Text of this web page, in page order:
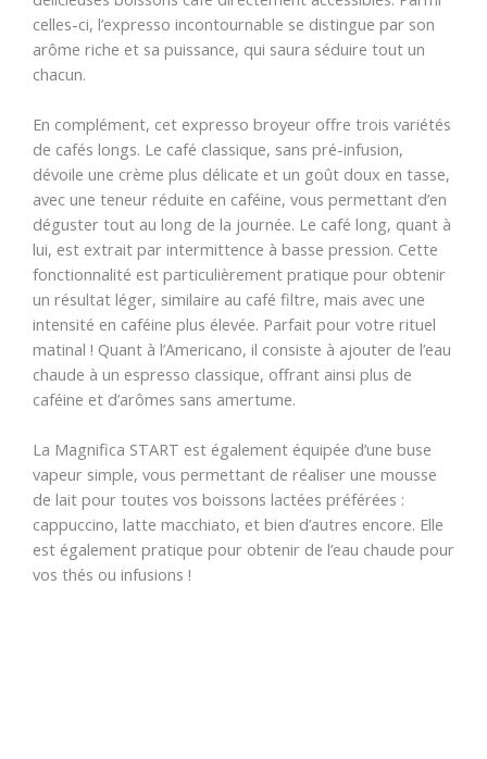
celles-ci, l’expresso incontournable se distingue par son
arôme riche et sa puissance, qui saura séduire tout un
chacun.
En complément, cet expresso broyeur offre trois variétés
de cafés longs. Le café classique, sans pré-infusion,
dévoile une crème plus délicate et un goût doux en tasse,
avec une teneur réduite en caféine, vous permettant d’en
déguster tout au long de la journée. Le café long, quant à
lui, est extrait par intermittence à basse pression. Cette
fonctionnalité est particulièrement pratique pour obtenir
un résultat léger, similaire au café filtre, mais avec une
intensité en caféine plus élevée. Parfait pour votre rituel
matinal ! Quant à l’Americano, il consiste à ajouter de l’eau
chaude à un espresso classique, offrant ainsi plus de
caféine et d’arômes sans amertume.
La Magnifica START est également équipée d’une buse
vapeur simple, vous permettant de réaliser une mousse
de lait pour toutes vos boissons lactées préférées :
cappuccino, latte macchiato, et bien d’autres encore. Elle
est également pratique pour obtenir de l’eau chaude pour
vos thés ou infusions !